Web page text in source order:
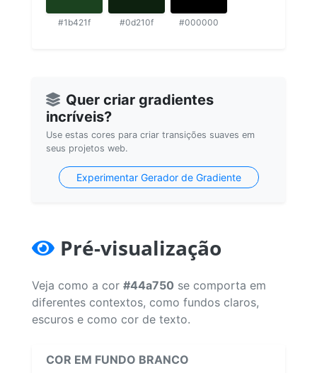
#1b421f #0d210f #000000
Quer criar gradientes
incríveis?
Use estas cores para criar transições suaves em
seus projetos web.
Experimentar Gerador de Gradiente
Pré-visualização
Veja como a cor #44a750 se comporta em
diferentes contextos, como fundos claros,
escuros e como cor de texto.
COR EM FUNDO BRANCO